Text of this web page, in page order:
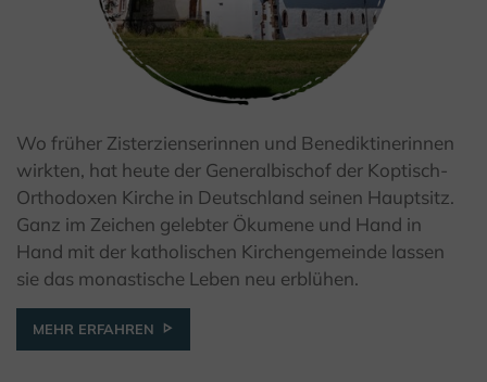
© Kulturland Kreis Höxter / K. Krajewski
Wo früher Zisterzienserinnen und Benediktinerinnen
wirkten, hat heute der Generalbischof der Koptisch-
Orthodoxen Kirche in Deutschland seinen Hauptsitz.
Ganz im Zeichen gelebter Ökumene und Hand in
Hand mit der katholischen Kirchengemeinde lassen
sie das monastische Leben neu erblühen.
MEHR ERFAHREN